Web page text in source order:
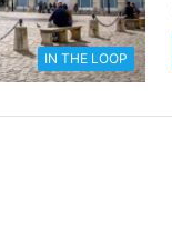
IN THE LOOP